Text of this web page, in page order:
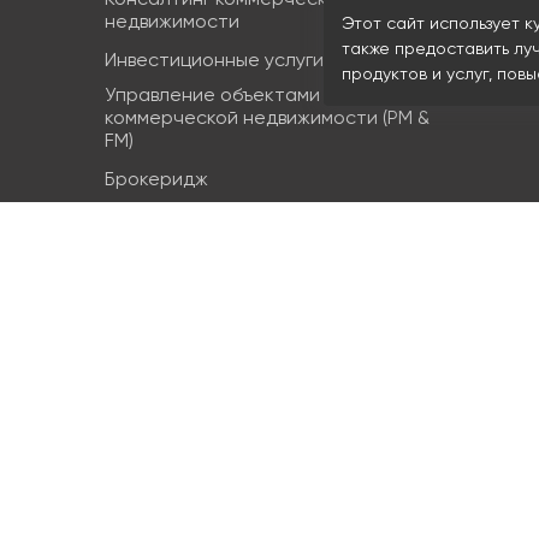
недвижимости
Инвестиционные услуги
Управление объектами
коммерческой недвижимости (PM &
FM)
Брокеридж
Этот сайт использует
также предоставить
продуктов и услуг,